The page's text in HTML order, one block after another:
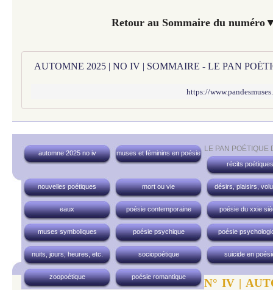
Retour au Sommaire du
AUTOMNE 2025 | NO IV | SOMMAIRE - LE PAN
https://
LE PAN POÉTIQUE
automne 2025 no iv
muses et féminins en poésie
récits poétiques
nouvelles poétiques mort ou vie désirs, plaisirs,
eaux poésie contemporaine poésie du xxie
muses symboliques poésie psychique poésie
nuits, jours, heures, etc. sociopoétique suicide en
zoopoétique poésie romantique N° IV |